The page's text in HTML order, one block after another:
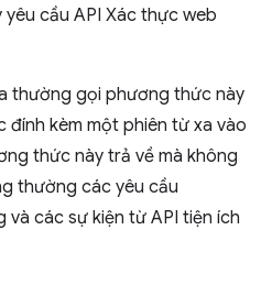
cầu API Xác thực web
thường gọi phương thức này
đính kèm một phiên từ xa vào
thức này trả về mà không
thường các yêu cầu
các sự kiện từ API tiện ích